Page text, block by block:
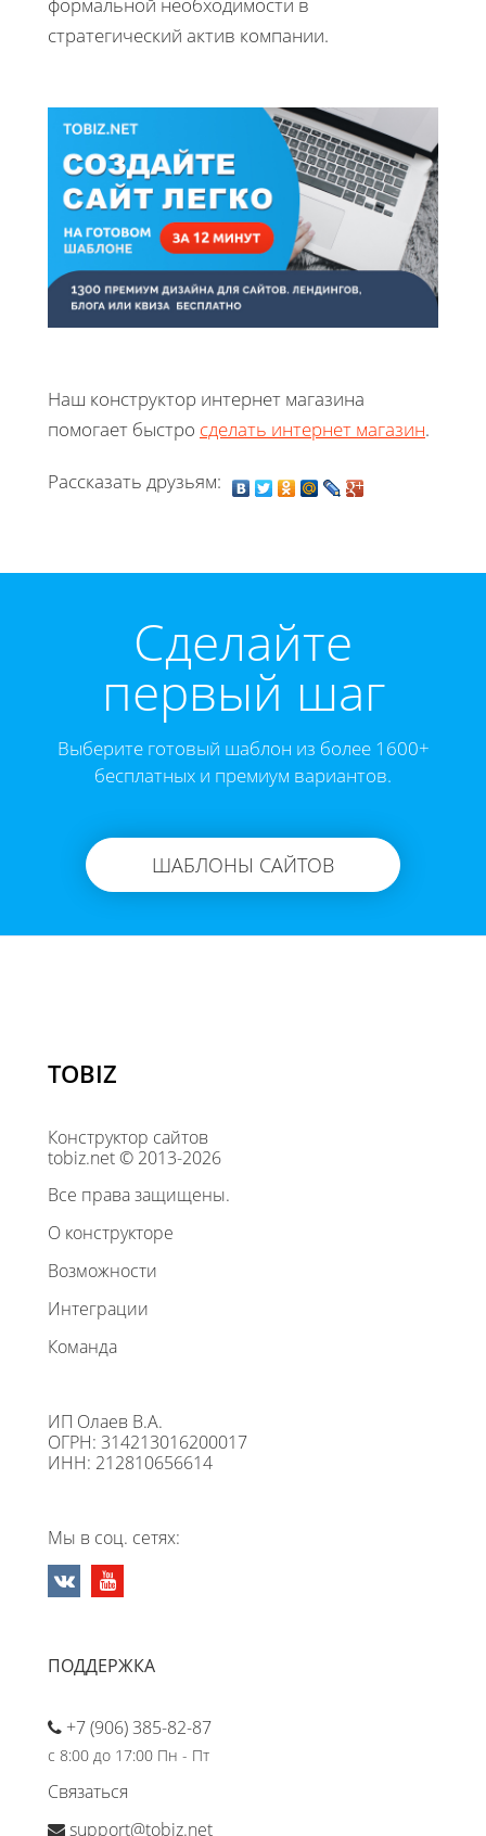
формальной необходимости в
стратегический актив компании.
Наш конструктор интернет магазина
помогает быстро сделать интернет магазин.
Рассказать друзьям:
Cделайте
первый шаг
Выберите готовый шаблон из более 1600+
бесплатных и премиум вариантов.
ШАБЛОНЫ САЙТОВ
TOBIZ
Конструктор сайтов
tobiz.net © 2013-2026
Все права защищены.
О конструкторе
Возможности
Интеграции
Команда
ИП Олаев В.А.
ОГРН: 314213016200017
ИНН: 212810656614
Мы в соц. сетях:
ПОДДЕРЖКА
+7 (906) 385-82-87
с 8:00 до 17:00 Пн - Пт
Связаться
support@tobiz.net